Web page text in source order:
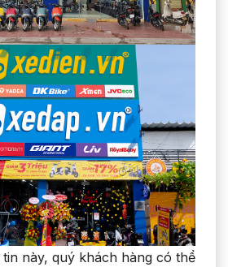
này, quý khách hàng có thể